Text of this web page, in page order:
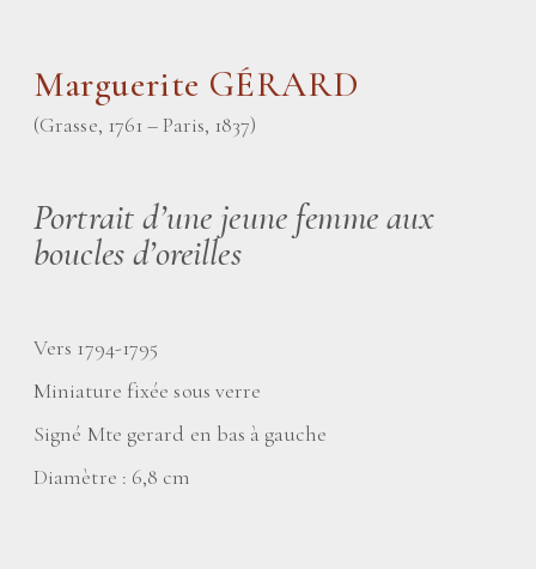
Marguerite GÉRARD
(Grasse, 1761 – Paris, 1837)
Portrait d’une jeune femme aux
boucles d’oreilles
Vers 1794-1795
Miniature fixée sous verre
Signé Mte gerard en bas à gauche
Diamètre : 6,8 cm